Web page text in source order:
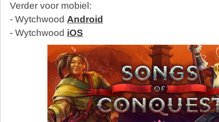
Verder voor mobiel:
- Wytchwood Android
- Wytchwood iOS